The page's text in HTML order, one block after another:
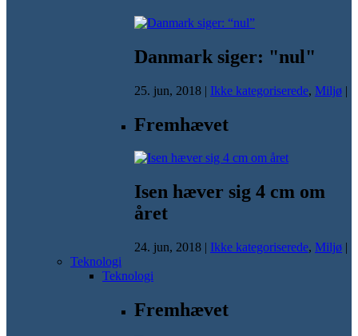
Danmark siger: "nul"
25. jun, 2018 | Ikke kategoriserede, Miljø |
Fremhævet
Isen hæver sig 4 cm om
året
24. jun, 2018 | Ikke kategoriserede, Miljø |
Teknologi
Teknologi
Fremhævet